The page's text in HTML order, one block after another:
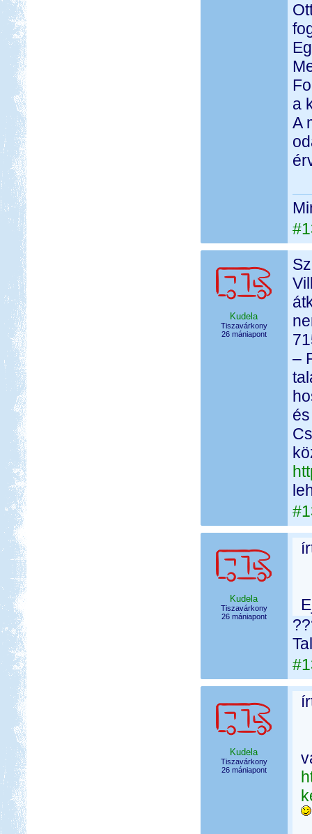
a
A
Kudela
Tiszavárkony
26 mániapont
–
Kudela
Tiszavárkony
26 mániapont
Kudela
Tiszavárkony
26 mániapont